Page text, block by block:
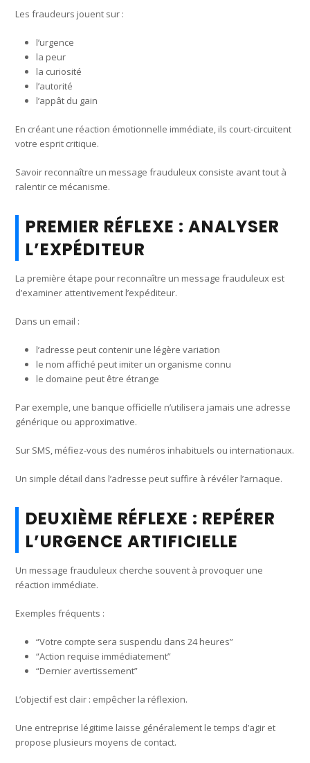
Les fraudeurs jouent sur :
l’urgence
la peur
la curiosité
l’autorité
l’appât du gain
En créant une réaction émotionnelle immédiate, ils court-circuitent
votre esprit critique.
Savoir reconnaître un message frauduleux consiste avant tout à
ralentir ce mécanisme.
PREMIER RÉFLEXE : ANALYSER
L’EXPÉDITEUR
La première étape pour reconnaître un message frauduleux est
d’examiner attentivement l’expéditeur.
Dans un email :
l’adresse peut contenir une légère variation
le nom affiché peut imiter un organisme connu
le domaine peut être étrange
Par exemple, une banque officielle n’utilisera jamais une adresse
générique ou approximative.
Sur SMS, méfiez-vous des numéros inhabituels ou internationaux.
Un simple détail dans l’adresse peut suffire à révéler l’arnaque.
DEUXIÈME RÉFLEXE : REPÉRER
L’URGENCE ARTIFICIELLE
Un message frauduleux cherche souvent à provoquer une
réaction immédiate.
Exemples fréquents :
“Votre compte sera suspendu dans 24 heures”
“Action requise immédiatement”
“Dernier avertissement”
L’objectif est clair : empêcher la réflexion.
Une entreprise légitime laisse généralement le temps d’agir et
propose plusieurs moyens de contact.